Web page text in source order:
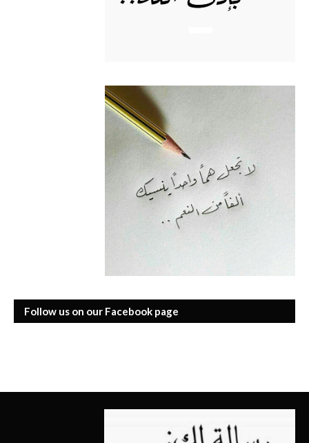
Follow us on our Facebook page